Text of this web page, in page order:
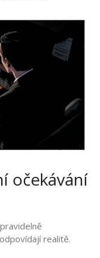
očekávání
realitě.